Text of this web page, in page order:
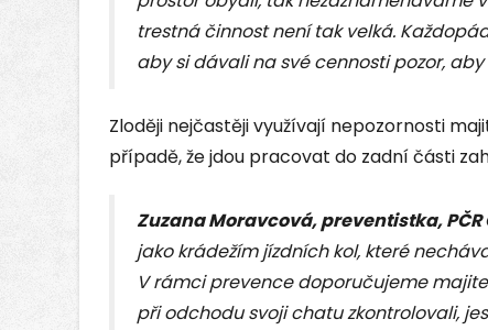
trestná činnost není tak velká.
aby si dávali na své cennosti pozor,
Zloději nejčastěji využívají nepozornosti
případě, že jdou pracovat do zadní části
Zuzana Moravcová, preventistka,
jako krádežím jízdních kol, které
V rámci prevence doporučujeme
při odchodu svoji chatu zkontrolovali,